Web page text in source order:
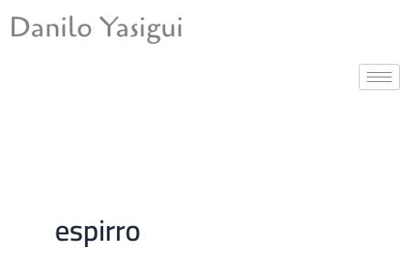
para
Danilo Yasigui
espirro